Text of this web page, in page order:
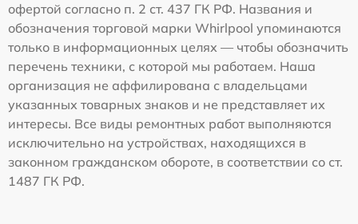
офертой согласно п. 2 ст. 437 ГК РФ. Названия и
обозначения торговой марки Whirlpool упоминаются
только в информационных целях — чтобы обозначить
перечень техники, с которой мы работаем. Наша
организация не аффилирована с владельцами
указанных товарных знаков и не представляет их
интересы. Все виды ремонтных работ выполняются
исключительно на устройствах, находящихся в
законном гражданском обороте, в соответствии со ст.
1487 ГК РФ.